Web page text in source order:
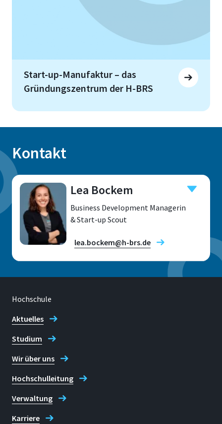
Start-up-Manufaktur – das
Gründungszentrum der H-BRS
Kontakt
Lea Bockem
Business Development Managerin
& Start-up Scout
lea.bockem@h-brs.de
Sankt Augustin
Raum
F 413
Grantham-Alle 20
53757 Sankt Augustin
Hochschule
Aktuelles
Studium
Wir über uns
Hochschulleitung
Verwaltung
Karriere